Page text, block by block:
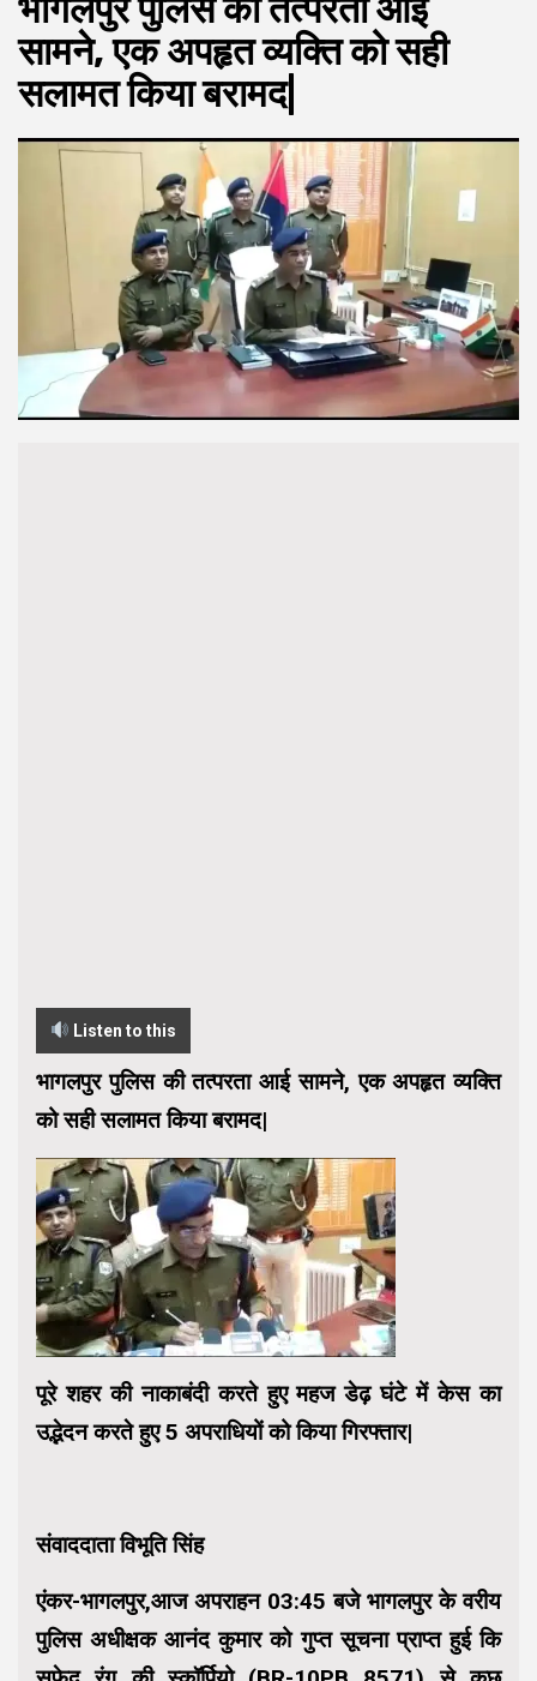
भागलपुर पुलिस की तत्परता आई
सामने, एक अपहृत व्यक्ति को सही
सलामत किया बरामद|
Listen to this
भागलपुर पुलिस की तत्परता आई सामने, एक अपहृत व्यक्ति
को सही सलामत किया बरामद|
पूरे शहर की नाकाबंदी करते हुए महज डेढ़ घंटे में केस का
उद्भेदन करते हुए 5 अपराधियों को किया गिरफ्तार|
संवाददाता विभूति सिंह
एंकर-भागलपुर,आज अपराहन 03:45 बजे भागलपुर के वरीय
पुलिस अधीक्षक आनंद कुमार को गुप्त सूचना प्राप्त हुई कि